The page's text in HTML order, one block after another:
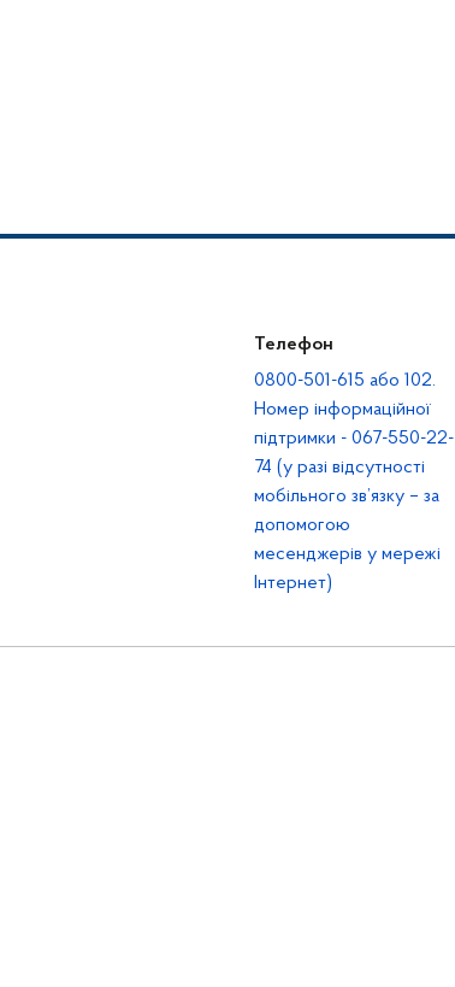
Телефон
0800-501-615 або 102.
Номер інформаційної
підтримки - 067-550-22-
74 (у разі відсутності
мобільного зв’язку – за
допомогою
месенджерів у мережі
Інтернет)